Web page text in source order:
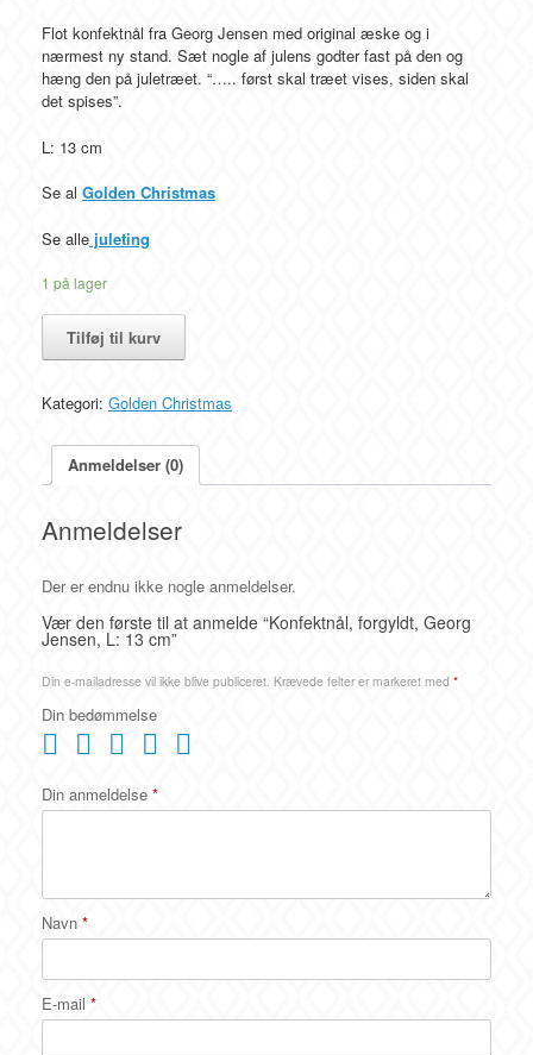
Flot konfektnål fra Georg Jensen med original æske og i
nærmest ny stand. Sæt nogle af julens godter fast på den og
hæng den på juletræet. “….. først skal træet vises, siden skal
det spises”.
L: 13 cm
Se al Golden Christmas
Se alle juleting
1 på lager
Konfektnål,
forgyldt,
Jensen,
L:
antal
Tilføj til kurv
Kategori: Golden Christmas
Anmeldelser (0)
Anmeldelser
Der er endnu ikke nogle anmeldelser.
Vær den første til at anmelde “Konfektnål, forgyldt, Georg
Jensen, L: 13 cm”
Din e-mailadresse vil ikke blive publiceret. Krævede felter er markeret med *
Din bedømmelse
Din anmeldelse *
Navn *
E-mail *